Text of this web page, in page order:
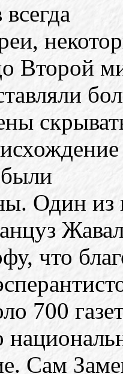
Второй
Один из
что
700
Сам